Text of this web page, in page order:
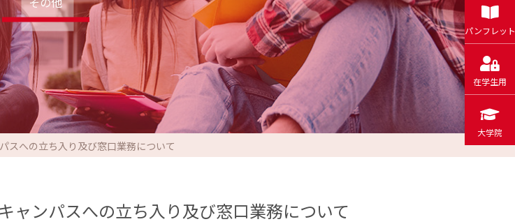
パンフレット
在学生用
大学院
スへの立ち入り及び窓口業務について
ャンパスへの立ち入り及び窓口業務について